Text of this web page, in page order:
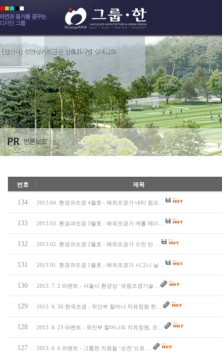
번호 제목
134 2013.04. 환경과조경 4월호 - 해외조경가 네티 컴프…
133 2013.03. 환경과조경 3월호 - 해외조경가 캐롤 메이…
132 2013.02. 환경과조경 2월호 - 해외조경가 수잔 반 …
131 2013.01. 환경과조경 1월호 - 해외조경가 시그니 닐…
130 2013. 7. 2 라펜트 - 서울시 환경상 ‘유림조경기술…
129 2013. 6. 26 한국조경 - 위안부 할머니 치유정원 헌…
128 2013. 6. 23 라펜트 - 위안부 할머니의 치유정원, 조…
127 2013. 6. 6 라펜트 - 그룹한 직원들 ‘순천’으로 …